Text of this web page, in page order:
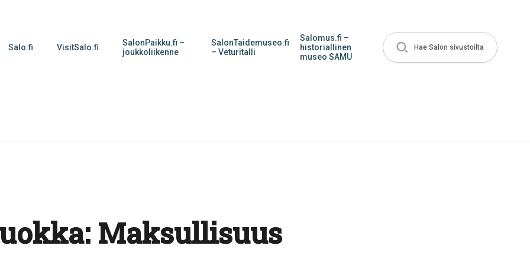
Salo.fi VisitSalo.fi
SalonPaikku.fi –
joukkoliikenne
SalonTaidemuseo.fi
– Veturitalli
Salomus.fi –
historiallinen
museo SAMU
Hae Salon sivustoilta
Maksullisuus